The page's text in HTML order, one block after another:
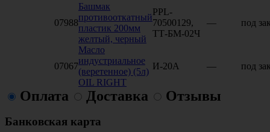
07988
Башмак
противооткатный
пластик 200мм
желтый, черный
PPL-
70500129,
ТТ-БМ-02Ч
— под
07067
Масло
индустриальное
(веретенное) (5л)
OIL RIGHT
И-20А — под
Оплата Доставка Отзывы
Банковская карта